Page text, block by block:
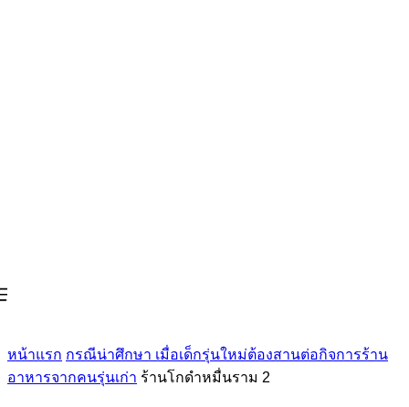
หน้าแรก กรณีน่าศึกษา เมื่อเด็กรุ่นใหม่ต้องสานต่อกิจการร้าน
อาหารจากคนรุ่นเก่า ร้านโกดำหมื่นราม 2